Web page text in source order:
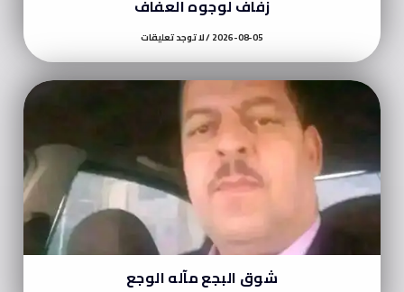
زفاف لوجوه العفاف
2026-08-05 لا توجد تعليقات
شوق البجع مآله الوجع